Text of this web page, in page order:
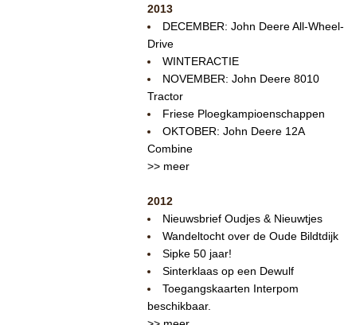
2013
DECEMBER: John Deere All-Wheel-
Drive
WINTERACTIE
NOVEMBER: John Deere 8010
Tractor
Friese Ploegkampioenschappen
OKTOBER: John Deere 12A
Combine
>> meer
2012
Nieuwsbrief Oudjes & Nieuwtjes
Wandeltocht over de Oude Bildtdijk
Sipke 50 jaar!
Sinterklaas op een Dewulf
Toegangskaarten Interpom
beschikbaar.